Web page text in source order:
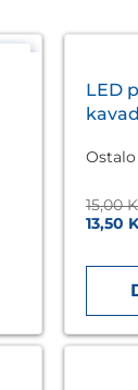
LED
Ostalo
15,00
13,50